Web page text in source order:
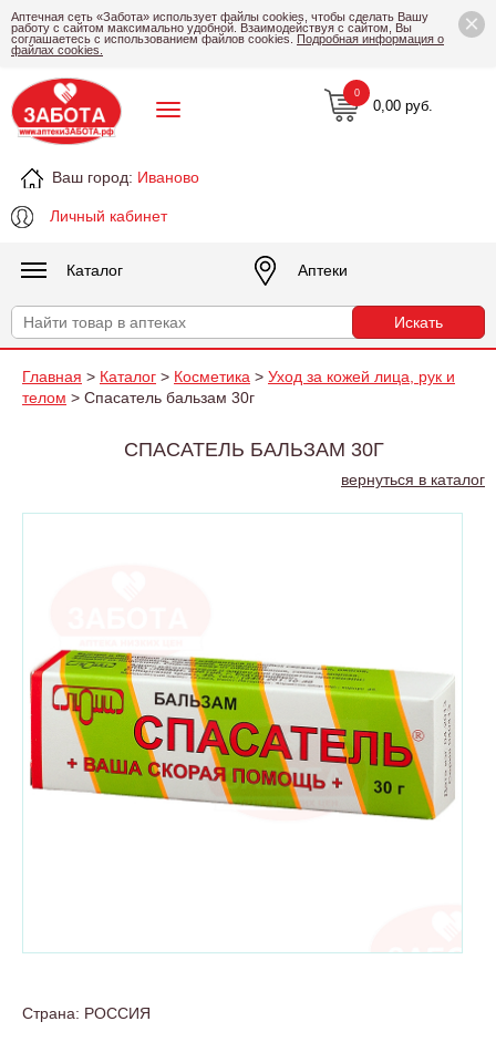
×
Аптечная сеть «Забота» использует файлы cookies, чтобы сделать Вашу
работу с сайтом максимально удобной. Взаимодействуя с сайтом, Вы
соглашаетесь с использованием файлов cookies. Подробная информация о
файлах cookies.
Ваш город: Иваново
Личный кабинет
0,00 руб.
0
Каталог Аптеки
Главная > Каталог > Косметика > Уход за кожей лица, рук и
телом > Спасатель бальзам 30г
СПАСАТЕЛЬ БАЛЬЗАМ 30Г
вернуться в каталог
Страна: РОССИЯ